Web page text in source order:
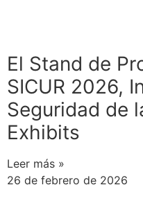
El Stand de
SICUR 2026,
Seguridad de
Exhibits
Leer más »
26 de febrero de 2026